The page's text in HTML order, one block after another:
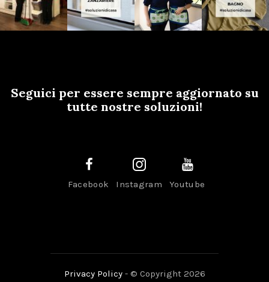
Seguici per essere sempre aggiornato su
tutte nostre soluzioni!
Facebook Instagram Youtube
Privacy Policy- © Copyright 2026